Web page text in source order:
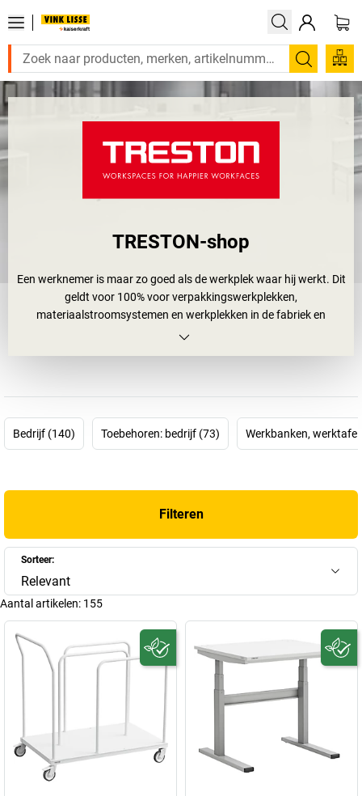
Zoeken
TRESTON-shop
Een werknemer is maar zo goed als de werkplek waar hij werkt. Dit
geldt voor 100% voor verpakkingswerkplekken,
materiaalstroomsystemen en werkplekken in de fabriek en
werkplaats. Daarom hebben veel bedrijven al
te beperken. Hoe bereikt u dit? Door producten te gebruiken die
individueel kunnen worden aangepast aan werkprocessen en
functionaliteit en de efficiëntie op de werkplek te verbeteren. De
rekening te houden met de processen in hun bedrijf bij het
samenstellen van een systeemwerkplek. Het Finse bedrijf is niet
voor niets een van de grootste fabrikanten ter wereld. Want de
klant – en dus de persoon op zijn werkplek – staat bij TRESTON
centraal.
Bedrijf (140) Toebehoren: bedrijf (73) Werkbanken,
Filteren
Sorteer:
Relevant
Aantal artikelen: 155